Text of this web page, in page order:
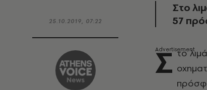
25.10.2019, 07:22
Στο
57
Σ το